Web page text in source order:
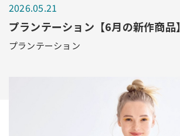
2026.05.21
プランテーション【6月の新作商品】
プランテーション